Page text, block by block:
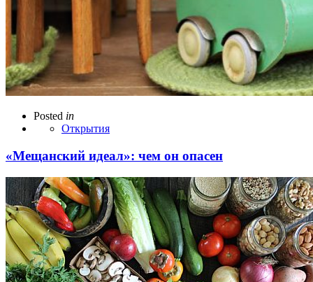
Posted in
Открытия
«Мещанский идеал»: чем он опасен